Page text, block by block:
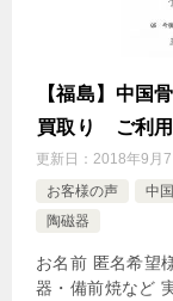
【福島】中国
買取り ご利
更新日： 2018年9月7
お客様の声
中
陶磁器
お名前 匿名希望
器・備前焼など